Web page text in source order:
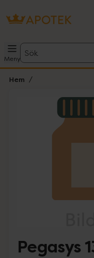
Meny
Sök
Hem
Lista: .
Pegasys